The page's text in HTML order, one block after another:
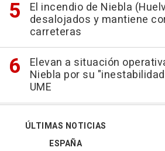
El incendio de Niebla
desalojados y mantiene
carreteras
Elevan a situación
Niebla por su
UME
ÚLTIMAS NOTICIAS
ESPAÑA